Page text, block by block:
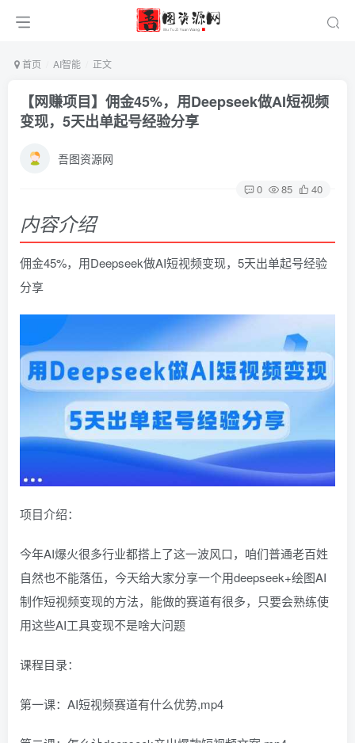
首页 AI智能 正文
【网赚项目】佣金45%，用Deepseek做AI短视频
变现，5天出单起号经验分享
吾图资源网
0 85 40
内容介绍
佣金45%，用Deepseek做AI短视频变现，5天出单起号经验
分享
项目介绍：
今年AI爆火很多行业都搭上了这一波风口，咱们普通老百姓
自然也不能落伍，今天给大家分享一个用deepseek+绘图AI
制作短视频变现的方法，能做的赛道有很多，只要会熟练使
用这些AI工具变现不是啥大问题
课程目录：
第一课：AI短视频赛道有什么优势,mp4